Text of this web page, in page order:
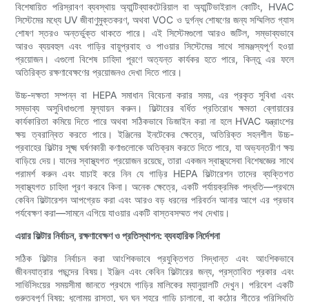
বিশেষায়িত পরিস্রাবণ ব্যবস্থায় অ্যান্টিব্যাকটেরিয়াল বা অ্যান্টিভাইরাল কোটিং, HVAC
সিস্টেমের মধ্যে UV জীবাণুমুক্তকরণ, অথবা VOC ও দুর্গন্ধ শোষণের জন্য সম্মিলিত গ্যাস
শোষণ স্তরও অন্তর্ভুক্ত থাকতে পারে। এই সিস্টেমগুলো আরও জটিল, সম্ভাব্যভাবে
আরও ব্যয়বহুল এবং গাড়ির বায়ুপ্রবাহ ও পাওয়ার সিস্টেমের সাথে সামঞ্জস্যপূর্ণ হওয়া
প্রয়োজন। এগুলো বিশেষ চাহিদা পূরণে অত্যন্ত কার্যকর হতে পারে, কিন্তু এর ফলে
অতিরিক্ত রক্ষণাবেক্ষণের প্রয়োজনও দেখা দিতে পারে।
উচ্চ-দক্ষতা সম্পন্ন বা HEPA সমাধান বিবেচনা করার সময়, এর প্রকৃত সুবিধা এবং
সম্ভাব্য অসুবিধাগুলো মূল্যায়ন করুন। ফিল্টারের বর্ধিত প্রতিরোধ ক্ষমতা ব্লোয়ারের
কার্যকারিতা কমিয়ে দিতে পারে অথবা সঠিকভাবে ডিজাইন করা না হলে HVAC যন্ত্রাংশের
ক্ষয় ত্বরান্বিত করতে পারে। ইঞ্জিনের ইনটেকের ক্ষেত্রে, অতিরিক্ত সহনশীল উচ্চ-
প্রবাহের ফিল্টার সূক্ষ্ম ঘর্ষণকারী কণাগুলোকে অতিক্রম করতে দিতে পারে, যা অভ্যন্তরীণ ক্ষয়
বাড়িয়ে দেয়। যাদের স্বাস্থ্যগত প্রয়োজন রয়েছে, তারা একজন স্বাস্থ্যসেবা বিশেষজ্ঞের সাথে
পরামর্শ করুন এবং যাচাই করে নিন যে গাড়ির HEPA ফিল্টারেশন তাদের ব্যক্তিগত
স্বাস্থ্যগত চাহিদা পূরণ করবে কিনা। অনেক ক্ষেত্রে, একটি পর্যায়ক্রমিক পদ্ধতি—প্রথমে
কেবিন ফিল্টারেশন আপগ্রেড করা এবং আরও বড় ধরনের পরিবর্তন আনার আগে এর প্রভাব
পর্যবেক্ষণ করা—সামনে এগিয়ে যাওয়ার একটি বাস্তবসম্মত পথ দেখায়।
এয়ার ফিল্টার নির্বাচন, রক্ষণাবেক্ষণ ও প্রতিস্থাপন: ব্যবহারিক নির্দেশনা
সঠিক ফিল্টার নির্বাচন করা আংশিকভাবে প্রযুক্তিগত সিদ্ধান্ত এবং আংশিকভাবে
জীবনযাত্রার পছন্দের বিষয়। ইঞ্জিন এবং কেবিন ফিল্টারের জন্য, প্রস্তাবিত প্রকার এবং
সার্ভিসিংয়ের সময়সীমা জানতে প্রথমে গাড়ির মালিকের ম্যানুয়ালটি দেখুন। পরিবেশ একটি
গুরুত্বপূর্ণ বিষয়: ধুলোময় রাস্তা, ঘন ঘন শহরে গাড়ি চালানো, বা কঠোর শীতের পরিস্থিতি